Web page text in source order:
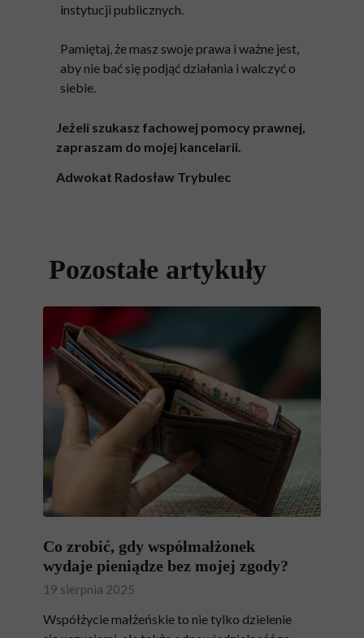
Jeżeli szukasz fachowej pomocy prawnej,
zapraszam do mojej kancelarii.
Adwokat Radosław Trybulec
instytucji publicznych.
Pamiętaj, że masz swoje prawa i ważne jest,
aby nie bać się podjąć działania i walczyć o
siebie.
Pozostałe artykuły
Co zrobić, gdy współmałżonek
wydaje pieniądze bez mojej zgody?
19 sierpnia 2025
Współżycie małżeńskie to nie tylko dzielenie